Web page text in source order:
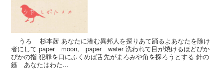
うろ 杉本茜 あなたに潜む異邦人を探りあて踊るよあなたを除け
者にして paper moon, paper water 洗われて目が焼けるほどぴか
ぴかの指 犯罪を口にふくめば舌先がまろみや角を探ろうとする 針の
筵 あなたはわた...